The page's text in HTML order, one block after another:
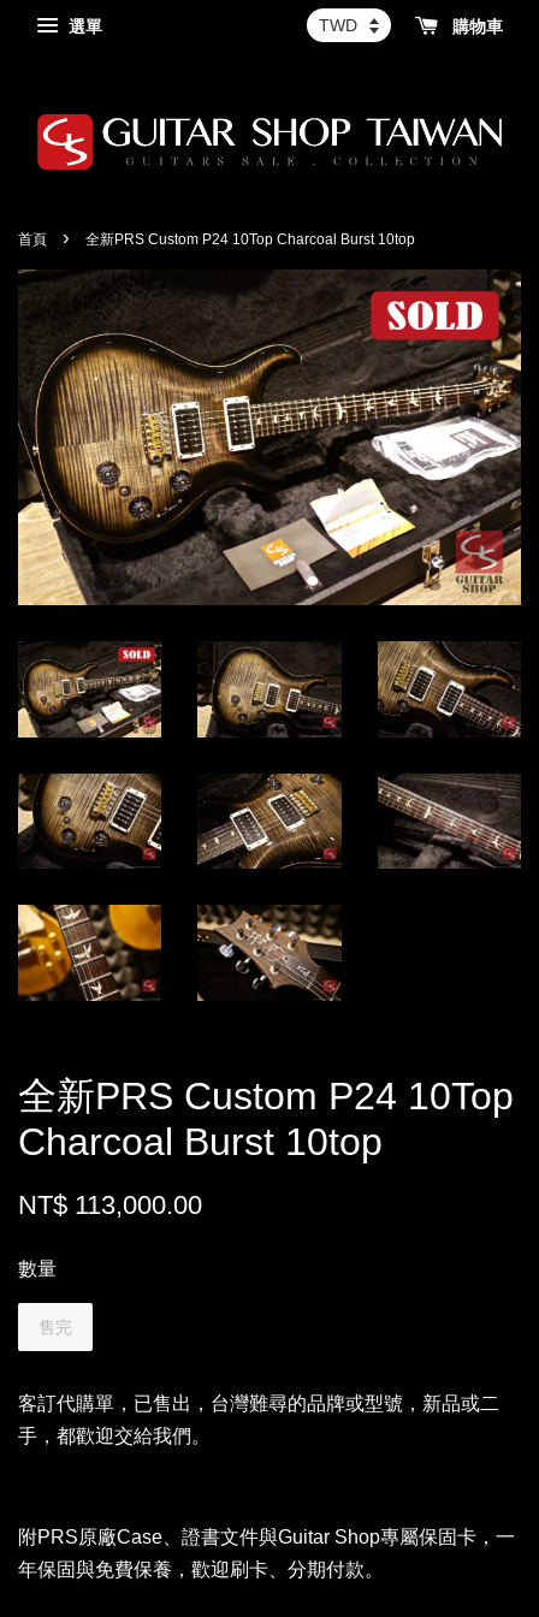
選單 購物車
首頁 › 全新PRS Custom P24 10Top Charcoal Burst 10top
全新PRS Custom P24 10Top
Charcoal Burst 10top
NT$ 113,000.00
數量
售完
客訂代購單，已售出，台灣難尋的品牌或型號，新品或二
手，都歡迎交給我們。
附PRS原廠Case、證書文件與Guitar Shop專屬保固卡，一
年保固與免費保養，歡迎刷卡、分期付款。